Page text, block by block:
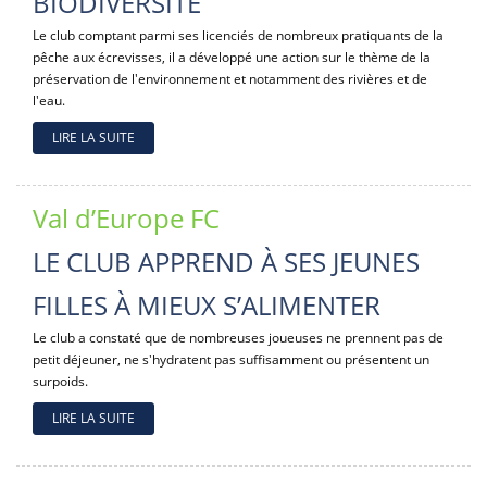
Le club comptant parmi ses licenciés de nombreux pratiquants de la
pêche aux écrevisses, il a développé une action sur le thème de la
préservation de l'environnement et notamment des rivières et de
l'eau.
LIRE LA SUITE
Val d’Europe FC
LE CLUB APPREND À SES JEUNES
FILLES À MIEUX S’ALIMENTER
Le club a constaté que de nombreuses joueuses ne prennent pas de
petit déjeuner, ne s'hydratent pas suffisamment ou présentent un
surpoids.
LIRE LA SUITE